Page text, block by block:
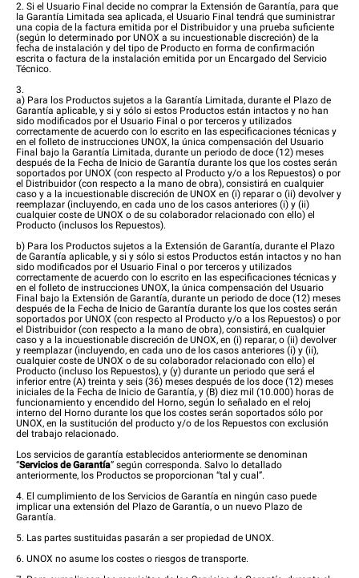
2. Si el Usuario Final decide no comprar la Extensión de Garantía, para que
la Garantía Limitada sea aplicada, el Usuario Final tendrá que suministrar
una copia de la factura emitida por el Distribuidor y una prueba suficiente
(según lo determinado por UNOX a su incuestionable discreción) de la
fecha de instalación y del tipo de Producto en forma de confirmación
escrita o factura de la instalación emitida por un Encargado del Servicio
Técnico.
3.
a) Para los Productos sujetos a la Garantía Limitada, durante el Plazo de
Garantía aplicable, y si y sólo si estos Productos están intactos y no han
sido modificados por el Usuario Final o por terceros y utilizados
correctamente de acuerdo con lo escrito en las especificaciones técnicas y
en el folleto de instrucciones UNOX, la única compensación del Usuario
Final bajo la Garantía Limitada, durante un periodo de doce (12) meses
después de la Fecha de Inicio de Garantía durante los que los costes serán
soportados por UNOX (con respecto al Producto y/o a los Repuestos) o por
el Distribuidor (con respecto a la mano de obra), consistirá en cualquier
caso y a la incuestionable discreción de UNOX en (i) reparar o (ii) devolver y
reemplazar (incluyendo, en cada uno de los casos anteriores (i) y (ii)
cualquier coste de UNOX o de su colaborador relacionado con ello) el
Producto (inclusos los Repuestos).
b) Para los Productos sujetos a la Extensión de Garantía, durante el Plazo
de Garantía aplicable, y si y sólo si estos Productos están intactos y no han
sido modificados por el Usuario Final o por terceros y utilizados
correctamente de acuerdo con lo escrito en las especificaciones técnicas y
en el folleto de instrucciones UNOX, la única compensación del Usuario
Final bajo la Extensión de Garantía, durante un periodo de doce (12) meses
después de la Fecha de Inicio de Garantía durante los que los costes serán
soportados por UNOX (con respecto al Producto y/o a los Repuestos) o por
el Distribuidor (con respecto a la mano de obra), consistirá, en cualquier
caso y a la incuestionable discreción de UNOX, en (i) reparar, o (ii) devolver
y reemplazar (incluyendo, en cada uno de los casos anteriores (i) y (ii),
cualquier coste de UNOX o de su colaborador relacionado con ello) el
Producto (incluso los Repuestos), y (y) durante un periodo que será el
inferior entre (A) treinta y seis (36) meses después de los doce (12) meses
iniciales de la Fecha de Inicio de Garantía, y (B) diez mil (10.000) horas de
funcionamiento y encendido del Horno, según lo señalado en el reloj
interno del Horno durante los que los costes serán soportados sólo por
UNOX, en la sustitución del producto y/o de los Repuestos con exclusión
del trabajo relacionado.
Los servicios de garantía establecidos anteriormente se denominan
“Servicios de Garantía” según corresponda. Salvo lo detallado
anteriormente, los Productos se proporcionan “tal y cual”.
4. El cumplimiento de los Servicios de Garantía en ningún caso puede
implicar una extensión del Plazo de Garantía, o un nuevo Plazo de
Garantía.
5. Las partes sustituidas pasarán a ser propiedad de UNOX.
6. UNOX no asume los costes o riesgos de transporte.